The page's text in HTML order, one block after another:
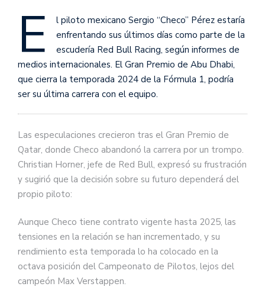
E
l piloto mexicano Sergio “Checo” Pérez estaría
enfrentando sus últimos días como parte de la
escudería Red Bull Racing, según informes de
medios internacionales. El Gran Premio de Abu Dhabi,
que cierra la temporada 2024 de la Fórmula 1, podría
ser su última carrera con el equipo.
Las especulaciones crecieron tras el Gran Premio de
Qatar, donde Checo abandonó la carrera por un trompo.
Christian Horner, jefe de Red Bull, expresó su frustración
y sugirió que la decisión sobre su futuro dependerá del
propio piloto:
Aunque Checo tiene contrato vigente hasta 2025, las
tensiones en la relación se han incrementado, y su
rendimiento esta temporada lo ha colocado en la
octava posición del Campeonato de Pilotos, lejos del
campeón Max Verstappen.